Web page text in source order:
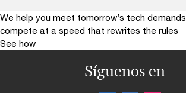
We help you meet tomorrow’s tech demands
compete at a speed that rewrites the rules
See how
Síguenos en